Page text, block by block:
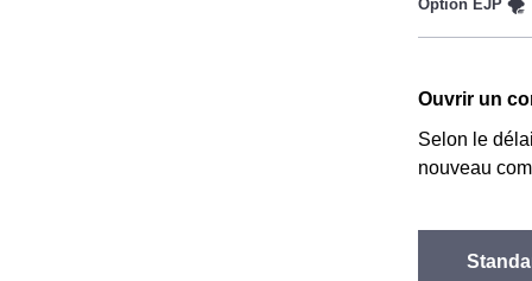
réduire sa
des
implique
le prix est
Ouvrir un
Selon le
nouveau